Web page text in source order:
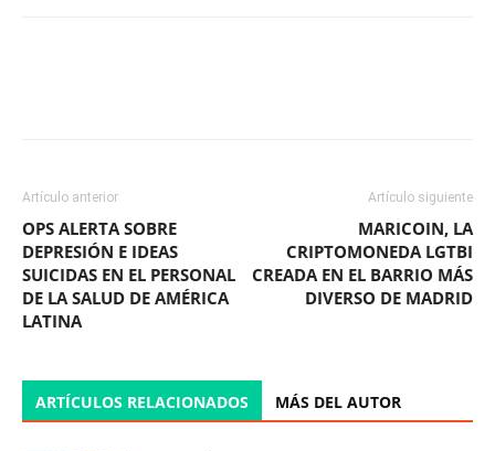
Artículo anterior
OPS ALERTA SOBRE
DEPRESIÓN E IDEAS
SUICIDAS EN EL PERSONAL
DE LA SALUD DE AMÉRICA
LATINA
Artículo siguiente
MARICOIN, LA
CRIPTOMONEDA LGTBI
CREADA EN EL BARRIO MÁS
DIVERSO DE MADRID
ARTÍCULOS RELACIONADOS MÁS DEL AUTOR